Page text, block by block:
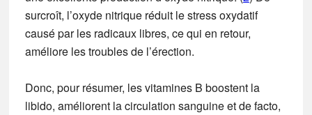
surcroît, l’oxyde nitrique réduit le stress oxydatif
causé par les radicaux libres, ce qui en retour,
améliore les troubles de l’érection.
Donc, pour résumer, les vitamines B boostent la
libido, améliorent la circulation sanguine et de facto,